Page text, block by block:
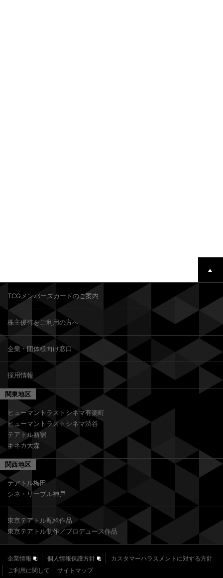
TCGメンバーズカードのご案内
株主優待をご利用の方へ
企業・団体様向け窓口
採用情報
関東地区
ヒューマントラストシネマ有楽町
ヒューマントラストシネマ渋谷
テアトル新宿
キネカ大森
関西地区
テアトル梅田
シネ・リーブル神戸
東京テアトル配給作品
東京テアトル制作／プロデュース作品
企業情報 個人情報保護方針
カスタマーハラスメントに対する方針
ご利用に関して
サイトマップ